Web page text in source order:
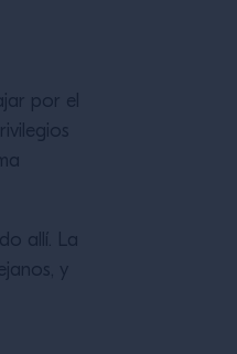
por el
allí. La
y